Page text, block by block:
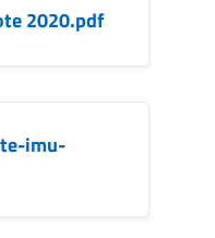
2020.pdf
imu-